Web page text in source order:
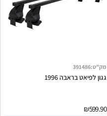
מק"ט:
391486
גגון לפיאט בראבה 1996
₪599.90